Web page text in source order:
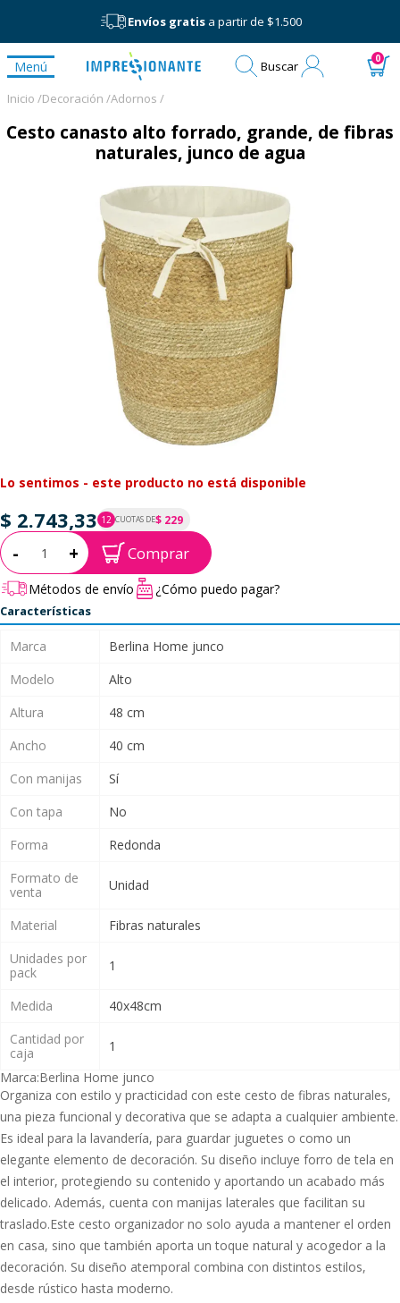
Envíos gratisa partir de $1.500
Menú Buscar 0
Inicio /Decoración /Adornos /
Cesto canasto alto forrado, grande, de fibras
naturales, junco de agua
Lo sentimos - este producto no está disponible
$ 2.743,33 12 CUOTAS DE$ 229
P.T.F. $ 2.743
Cantidad:
- + Comprar
Métodos de envío ¿Cómo puedo pagar?
Características
Marca
Berlina Home junco
Modelo
Alto
Altura
48 cm
Ancho
40 cm
Con manijas
Sí
Con tapa
No
Forma
Redonda
Formato de
venta
Unidad
Material
Fibras naturales
Unidades por
pack
1
Medida
40x48cm
Cantidad por
caja
1
Marca:Berlina Home junco
Organiza con estilo y practicidad con este cesto de fibras naturales,
una pieza funcional y decorativa que se adapta a cualquier ambiente.
Es ideal para la lavandería, para guardar juguetes o como un
elegante elemento de decoración. Su diseño incluye forro de tela en
el interior, protegiendo su contenido y aportando un acabado más
delicado. Además, cuenta con manijas laterales que facilitan su
traslado.Este cesto organizador no solo ayuda a mantener el orden
en casa, sino que también aporta un toque natural y acogedor a la
decoración. Su diseño atemporal combina con distintos estilos,
desde rústico hasta moderno.